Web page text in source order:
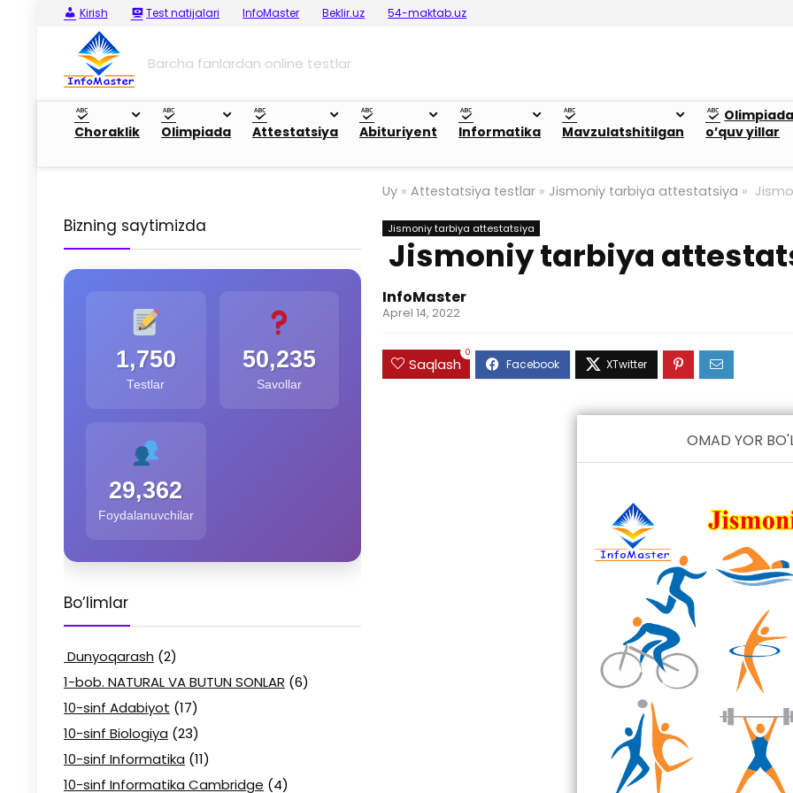
Kirish Test natijalari InfoMaster Beklir.uz 54-maktab.uz
Barcha fanlardan online testlar
Choraklik Olimpiada Attestatsiya Abituriyent Informatika Mavzulatshitilgan
o’quv yillar
Uy » Attestatsiya testlar » Jismoniy tarbiya attestatsiya »
Jismoniy tarbiya attestatsiya
Jismoniy tarbiya
InfoMaster
Aprel 14, 2022
Saqlash
0
OMAD YOR
Bizning saytimizda
1,750
Testlar
50,235
Savollar
29,362
Foydalanuvchilar
Bo’limlar
Dunyoqarash (2)
1-bob. NATURAL VA BUTUN SONLAR (6)
10-sinf Adabiyot (17)
10-sinf Biologiya (23)
10-sinf Informatika (11)
10-sinf Informatika Cambridge (4)